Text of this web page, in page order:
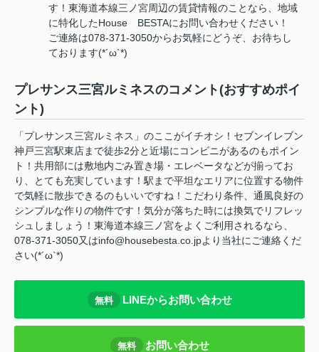
す！東海道本線三ノ宮周辺の賃貸情報のことなら、地域
に特化したHouse BESTAにお問い合わせください！
ご連絡は078-371-3050からお気軽にどうぞ、お待ちし
ております(*´ω`*)
プレサンス三宮ルミネスのコメント(おすすめポイ
ント)
「プレサンス三宮ルミネス」のここがイチオシ！セブンイレブン
神戸三宮駅東店まで徒歩2分と近場にコンビニがあるのもポイン
ト！共用部には敷地内ごみ置き場・エレベータなどが揃ってお
り、とても充実しています！駅まで平坦なエリアに位置する物件
で気軽に散歩できるのもいいですね！こだわり条件、通風良好の
シンプルな作りの物件です！気分が落ちた時には換気でリフレッ
シュしましょう！東海道本線三ノ宮をよくご利用されるなら、
078-371-3050又はinfo@housebesta.co.jpより当社にご連絡くだ
さい(*´ω`*)
無料 LINEからお問い合わせ
無料 お問い合わせ